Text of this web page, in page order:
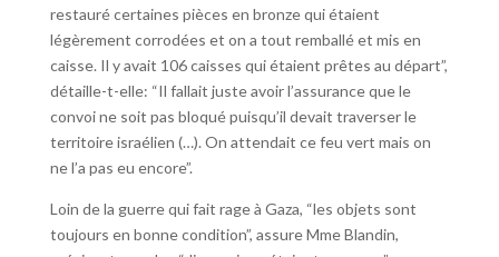
restauré certaines pièces en bronze qui étaient
légèrement corrodées et on a tout remballé et mis en
caisse. Il y avait 106 caisses qui étaient prêtes au départ”,
détaille-t-elle: “Il fallait juste avoir l’assurance que le
convoi ne soit pas bloqué puisqu’il devait traverser le
territoire israélien (…). On attendait ce feu vert mais on
ne l’a pas eu encore”.
Loin de la guerre qui fait rage à Gaza, “les objets sont
toujours en bonne condition”, assure Mme Blandin,